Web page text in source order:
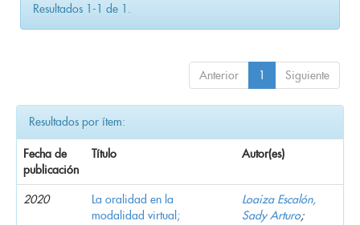
Resultados 1-1 de 1.
Anterior 1 Siguiente
Resultados por ítem:
Fecha de
publicación
Título Autor(es)
2020
La oralidad en la
modalidad virtual;
Loaiza Escalón,
Sady Arturo;